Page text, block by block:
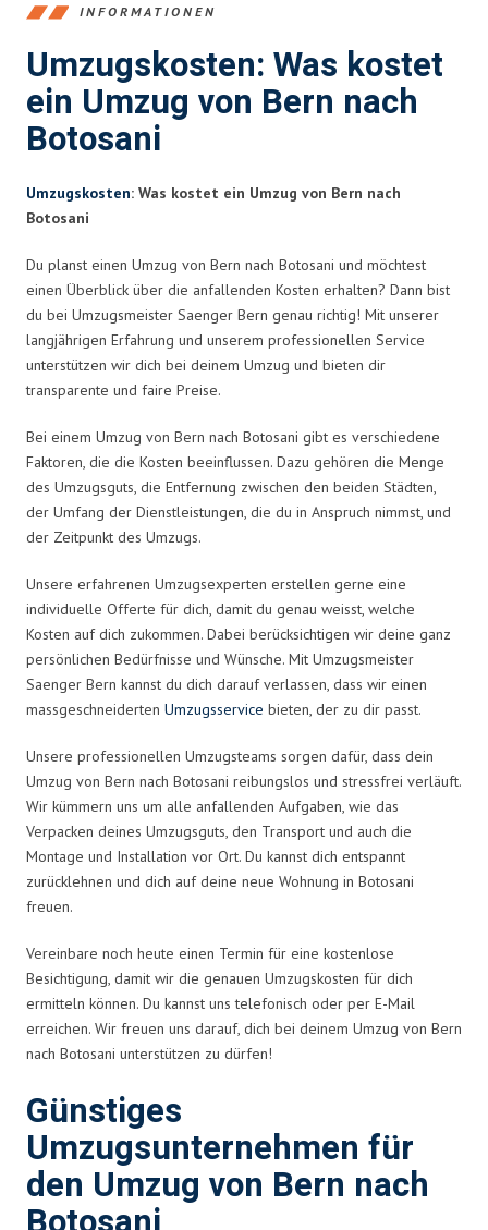
INFORMATIONEN
Umzugskosten: Was kostet
ein Umzug von Bern nach
Botosani
Umzugskosten: Was kostet ein Umzug von Bern nach
Botosani
Du planst einen Umzug von Bern nach Botosani und möchtest
einen Überblick über die anfallenden Kosten erhalten? Dann bist
du bei Umzugsmeister Saenger Bern genau richtig! Mit unserer
langjährigen Erfahrung und unserem professionellen Service
unterstützen wir dich bei deinem Umzug und bieten dir
transparente und faire Preise.
Bei einem Umzug von Bern nach Botosani gibt es verschiedene
Faktoren, die die Kosten beeinflussen. Dazu gehören die Menge
des Umzugsguts, die Entfernung zwischen den beiden Städten,
der Umfang der Dienstleistungen, die du in Anspruch nimmst, und
der Zeitpunkt des Umzugs.
Unsere erfahrenen Umzugsexperten erstellen gerne eine
individuelle Offerte für dich, damit du genau weisst, welche
Kosten auf dich zukommen. Dabei berücksichtigen wir deine ganz
persönlichen Bedürfnisse und Wünsche. Mit Umzugsmeister
Saenger Bern kannst du dich darauf verlassen, dass wir einen
massgeschneiderten Umzugsservice bieten, der zu dir passt.
Unsere professionellen Umzugsteams sorgen dafür, dass dein
Umzug von Bern nach Botosani reibungslos und stressfrei verläuft.
Wir kümmern uns um alle anfallenden Aufgaben, wie das
Verpacken deines Umzugsguts, den Transport und auch die
Montage und Installation vor Ort. Du kannst dich entspannt
zurücklehnen und dich auf deine neue Wohnung in Botosani
freuen.
Vereinbare noch heute einen Termin für eine kostenlose
Besichtigung, damit wir die genauen Umzugskosten für dich
ermitteln können. Du kannst uns telefonisch oder per E-Mail
erreichen. Wir freuen uns darauf, dich bei deinem Umzug von Bern
nach Botosani unterstützen zu dürfen!
Günstiges
Umzugsunternehmen für
den Umzug von Bern nach